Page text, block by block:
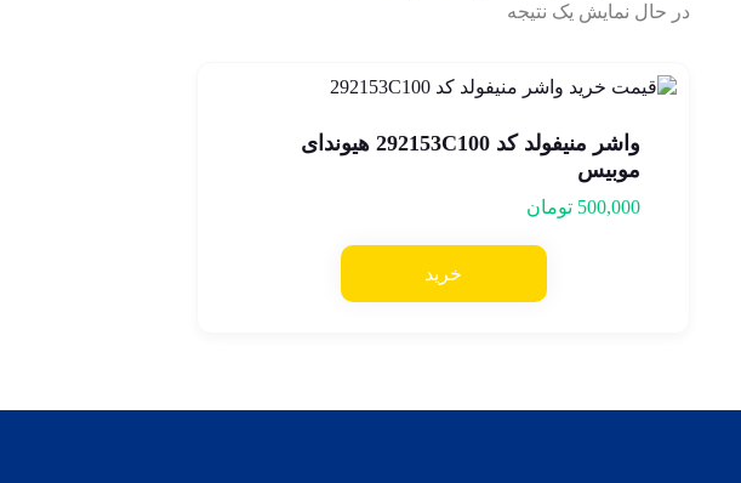
در حال نمایش یک نتیجه
واشر منیفولد کد 292153C100 هیوندای
موبیس
500,000 تومان
خرید